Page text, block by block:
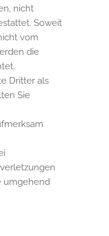
nicht
Soweit
vom
die
Dritter als
Sie
umgehend